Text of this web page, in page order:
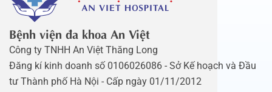
Bệnh viện đa khoa An Việt
Công ty TNHH An Việt Thăng Long
Đăng kí kinh doanh số 0106026086 - Sở Kế hoạch và Đầu
tư Thành phố Hà Nội - Cấp ngày 01/11/2012